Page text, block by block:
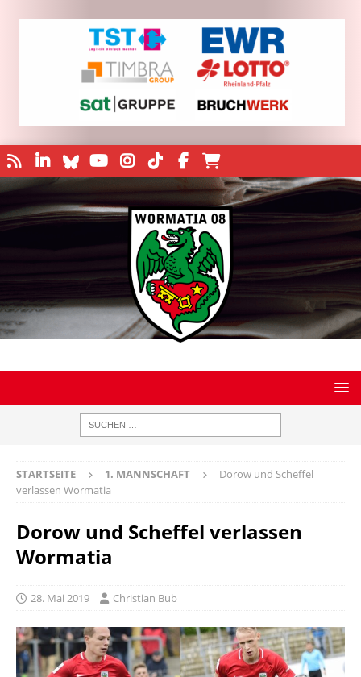
STARTSEITE 1. MANNSCHAFT
Dorow und Scheffel
verlassen Wormatia
Dorow und Scheffel verlassen
Wormatia
28. Mai 2019 Christian Bub